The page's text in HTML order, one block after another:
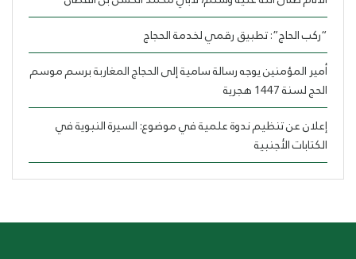
“ركب الحاج”: تطبيق رقمي لخدمة الحجاج
أمير المؤمنين يوجه رسالة سامية إلى الحجاج المغاربة برسم موسم
الحج لسنة 1447 هجرية
إعلان عن تنظيم ندوة علمية في موضوع: السيرة النبوية في
الكتابات الأجنبية